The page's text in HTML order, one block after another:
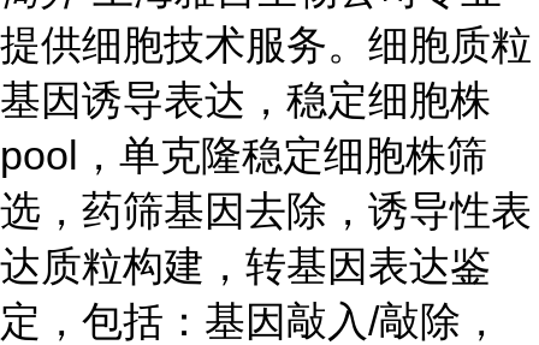
提供细胞技术服务。细胞质粒
基因诱导表达，稳定细胞株
pool，单克隆稳定细胞株筛
选，药筛基因去除，诱导性表
达质粒构建，转基因表达鉴
定，包括：基因敲入/敲除，